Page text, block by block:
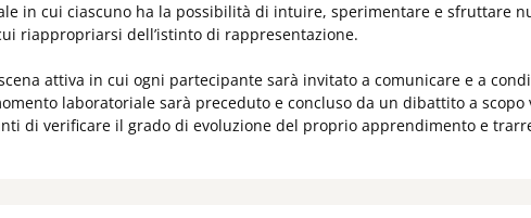
in cui ciascuno ha la possibilità di intuire, sperimentare e sfruttare
riappropriarsi dell’istinto di rappresentazione.
attiva in cui ogni partecipante sarà invitato a comunicare e a
laboratoriale sarà preceduto e concluso da un dibattito a scopo
di verificare il grado di evoluzione del proprio apprendimento e